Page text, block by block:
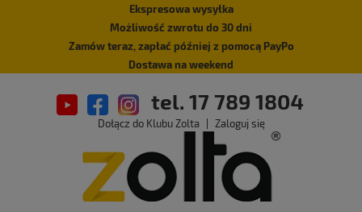
Ekspresowa wysyłka
Możliwość zwrotu do 30 dni
Zamów teraz, zapłać później z pomocą PayPo
Dostawa na weekend
tel. 17 789 1804
Dołącz do Klubu Zolta Zaloguj się